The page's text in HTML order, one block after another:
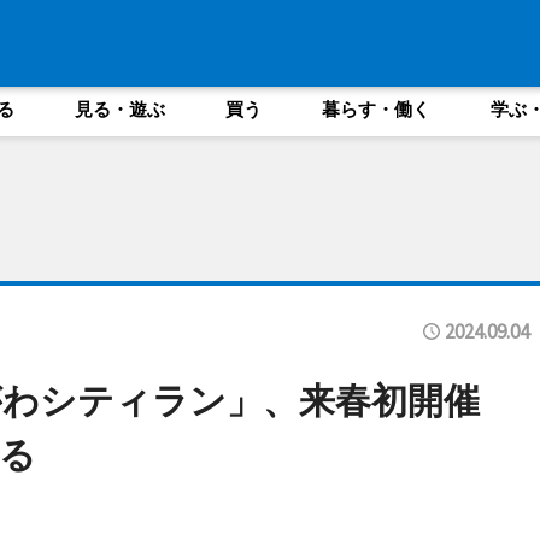
見る・遊ぶ 買う 暮らす・働く 学ぶ
2024.09.04
シティラン」、来春初開催